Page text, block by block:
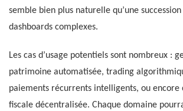
semble bien plus naturelle qu’une
dashboards complexes.
Les cas d’usage potentiels sont nombreux :
patrimoine automatisée, trading
paiements récurrents intelligents, ou encore
fiscale décentralisée. Chaque domaine